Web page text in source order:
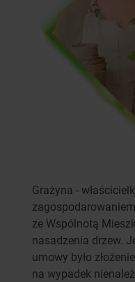
Grażyna -
ze Wspólnotą
nasadzenia drzew.
umowy było
na wypadek